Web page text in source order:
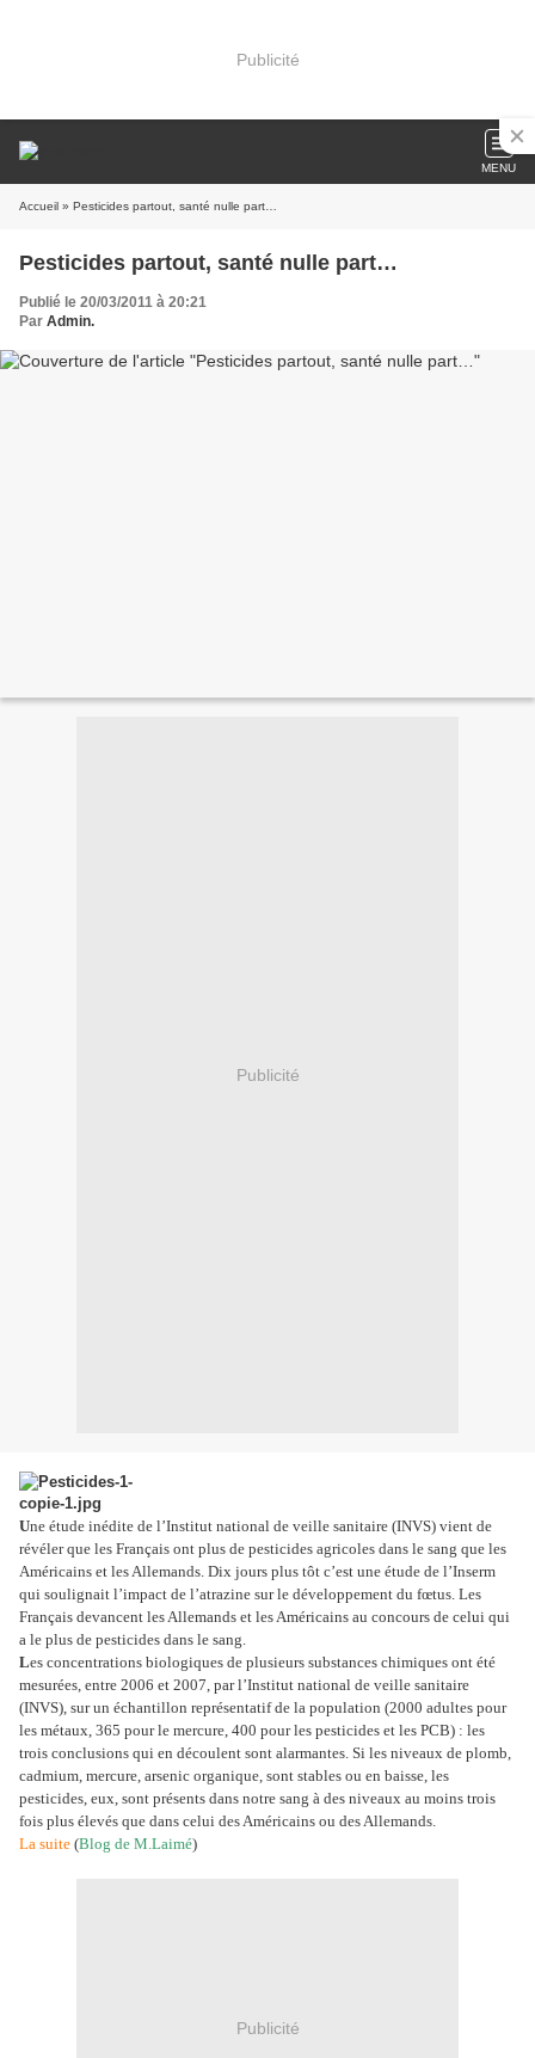
Publicité
MENU
Accueil » Pesticides partout, santé nulle part…
Pesticides partout, santé nulle part…
Publié le 20/03/2011 à 20:21
Par Admin.
Publicité
Une étude inédite de l’Institut national de veille sanitaire (INVS) vient de
révéler que les Français ont plus de pesticides agricoles dans le sang que les
Américains et les Allemands. Dix jours plus tôt c’est une étude de l’Inserm
qui soulignait l’impact de l’atrazine sur le développement du fœtus. Les
Français devancent les Allemands et les Américains au concours de celui qui
a le plus de pesticides dans le sang.
Les concentrations biologiques de plusieurs substances chimiques ont été
mesurées, entre 2006 et 2007, par l’Institut national de veille sanitaire
(INVS), sur un échantillon représentatif de la population (2000 adultes pour
les métaux, 365 pour le mercure, 400 pour les pesticides et les PCB) : les
trois conclusions qui en découlent sont alarmantes. Si les niveaux de plomb,
cadmium, mercure, arsenic organique, sont stables ou en baisse, les
pesticides, eux, sont présents dans notre sang à des niveaux au moins trois
fois plus élevés que dans celui des Américains ou des Allemands.
La suite (Blog de M.Laimé)
Publicité